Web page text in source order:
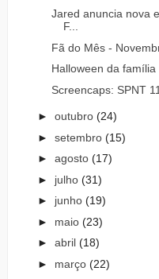
Jared anuncia nova
F...
Fã do Mês -
Halloween da família
Screencaps: SPNT
► outubro (24)
► setembro (15)
► agosto (17)
► julho (31)
► junho (19)
► maio (23)
► abril (18)
► março (22)